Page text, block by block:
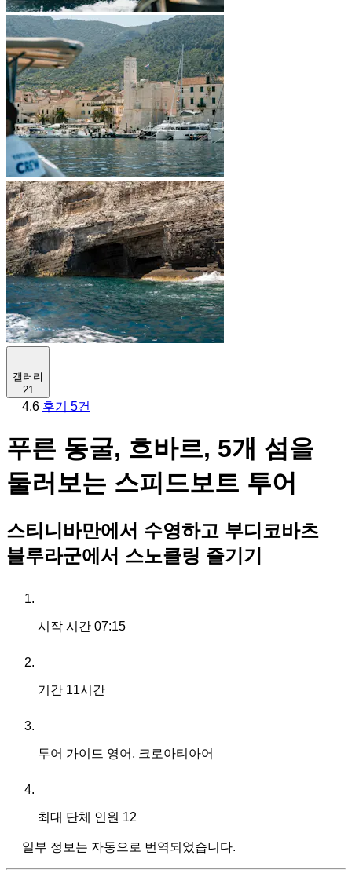
갤러리
21
4.6 후기 5건
푸른 동굴, 흐바르, 5개 섬을
둘러보는 스피드보트 투어
스티니바만에서 수영하고 부디코바츠
블루라군에서 스노클링 즐기기
시작 시간 07:15
기간 11시간
투어 가이드 영어, 크로아티아어
최대 단체 인원 12
일부 정보는 자동으로 번역되었습니다.